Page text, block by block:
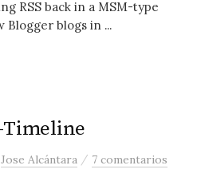
RSS back in a MSM-type
Blogger blogs in ...
Jose Alcántara / 7 comentarios